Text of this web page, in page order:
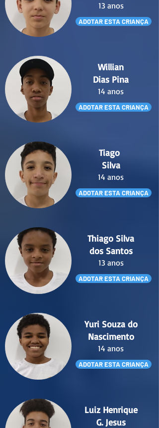
13 anos
ADOTAR ESTA CRIANÇA
Willian
Dias Pina
14 anos
ADOTAR ESTA CRIANÇA
Tiago
Silva
14 anos
ADOTAR ESTA CRIANÇA
Thiago Silva
dos Santos
13 anos
ADOTAR ESTA CRIANÇA
Yuri Souza do
Nascimento
14 anos
ADOTAR ESTA CRIANÇA
Luiz Henrique
G. Jesus